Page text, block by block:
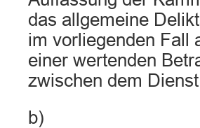
das allgemeine
im vorliegenden Fall
einer wertenden
zwischen dem
b)